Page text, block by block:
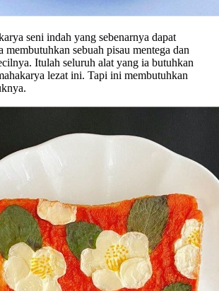
seni indah yang sebenarnya dapat
sebuah pisau mentega dan
Itulah seluruh alat yang ia butuhkan
lezat ini. Tapi ini membutuhkan